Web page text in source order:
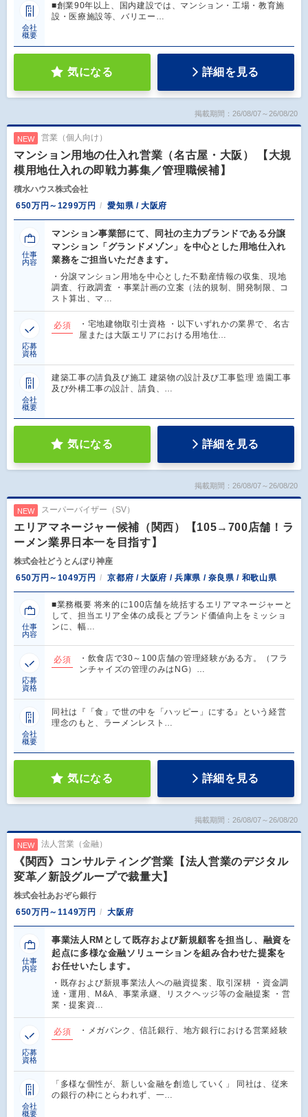
会社
概要
■創業90年以上、国内建設では、マンション・工場・教育施
設・医療施設等、バリエー…
気になる 詳細を見る
掲載期間：26/08/07～26/08/20
NEW 営業（個人向け）
マンション用地の仕入れ営業（名古屋・大阪） 【大規
模用地仕入れの即戦力募集／管理職候補】
積水ハウス株式会社
650万円～1299万円
愛知県 / 大阪府
仕事
内容
マンション事業部にて、同社の主力ブランドである分譲
マンション「グランドメゾン」を中心とした用地仕入れ
業務をご担当いただきます。
・分譲マンション用地を中心とした不動産情報の収集、現地
調査、行政調査 ・事業計画の立案（法的規制、開発制限、コ
スト算出、マ…
応募
資格
必須
・宅地建物取引士資格 ・以下いずれかの業界で、名古
屋または大阪エリアにおける用地仕…
会社
概要
建築工事の請負及び施工 建築物の設計及び工事監理 造園工事
及び外構工事の設計、請負、…
気になる 詳細を見る
掲載期間：26/08/07～26/08/20
NEW スーパーバイザー（SV）
エリアマネージャー候補（関西）【105→700店舗！ラ
ーメン業界日本一を目指す】
株式会社どうとんぼり神座
650万円～1049万円
京都府 / 大阪府 / 兵庫県 / 奈良県 / 和歌山県
仕事
内容
■業務概要 将来的に100店舗を統括するエリアマネージャーと
して、担当エリア全体の成長とブランド価値向上をミッショ
ンに、幅…
応募
資格
必須
・飲食店で30～100店舗の管理経験がある方。（フラ
ンチャイズの管理のみはNG）…
会社
概要
同社は『「食」で世の中を「ハッピー」にする』という経営
理念のもと、ラーメンレスト…
気になる 詳細を見る
掲載期間：26/08/07～26/08/20
NEW 法人営業（金融）
《関西》コンサルティング営業【法人営業のデジタル
変革／新設グループで裁量大】
株式会社あおぞら銀行
650万円～1149万円
大阪府
仕事
内容
事業法人RMとして既存および新規顧客を担当し、融資を
起点に多様な金融ソリューションを組み合わせた提案を
お任せいたします。
・既存および新規事業法人への融資提案、取引深耕 ・資金調
達・運用、M&A、事業承継、リスクヘッジ等の金融提案 ・営
業・提案資…
応募
資格
必須 ・メガバンク、信託銀行、地方銀行における営業経験
会社
概要
「多様な個性が、新しい金融を創造していく」 同社は、従来
の銀行の枠にとらわれず、一…